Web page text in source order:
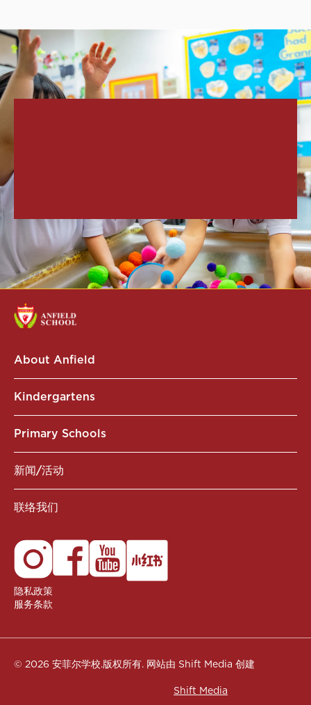
About Anfield
Kindergartens
Primary Schools
新闻/活动
联络我们
隐私政策
服务条款
© 2026 安菲尔学校.版权所有. 网站由 Shift Media 创建
Shift Media